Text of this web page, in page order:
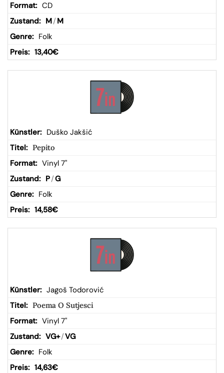
CD
M/ M
Folk
13,40€
Duško Jakšić
Pepito
Vinyl 7"
P/G
Folk
14,58€
Jagoš Todorović
Poema O Sutjesci
Vinyl 7"
VG+/VG
Folk
14,63€